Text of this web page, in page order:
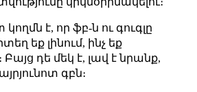
է, որ ֆբ-ն ու գուգլը
եք լինում, ինչ եք
Բայց դե մեկ է, լավ է նրանք,
գբն։